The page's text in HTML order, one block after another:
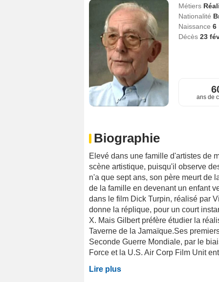
Métiers
Nationalité
Naissance 6
Décès 23
ans de
Biographie
Elevé dans une famille d'artistes de
scène artistique, puisqu'il observe
n'a que sept ans, son père meurt de
de la famille en devenant un enfant
dans le film Dick Turpin, réalisé par
donne la réplique, pour un court
X. Mais Gilbert préfère étudier la
Taverne de la Jamaïque.Ses
Seconde Guerre Mondiale, par le
Force et la U.S. Air Corp Film Unit
Lire plus